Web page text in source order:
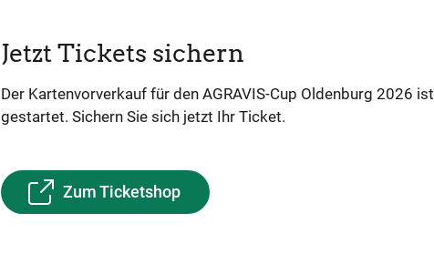
Jetzt Tickets sichern
Der Kartenvorverkauf für den AGRAVIS-Cup Oldenburg 2026 ist
gestartet. Sichern Sie sich jetzt Ihr Ticket.
Zum Ticketshop